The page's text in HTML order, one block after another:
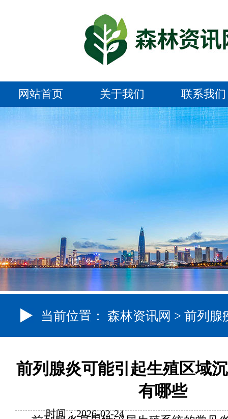
网站首页 关于我们 联系我们
当前位置： 森林资讯网 > 前列腺
前列腺炎可能引起生殖区域
有哪些
时间：2026-02-24